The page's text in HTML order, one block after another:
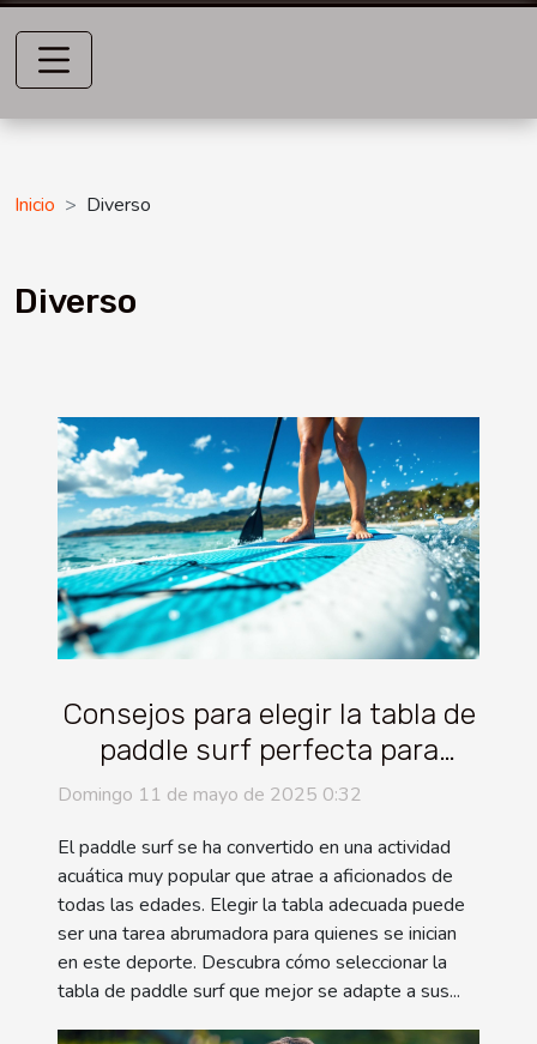
Inicio Diverso
Diverso
Consejos para elegir la tabla de
paddle surf perfecta para
principiantes
Domingo 11 de mayo de 2025 0:32
El paddle surf se ha convertido en una actividad
acuática muy popular que atrae a aficionados de
todas las edades. Elegir la tabla adecuada puede
ser una tarea abrumadora para quienes se inician
en este deporte. Descubra cómo seleccionar la
tabla de paddle surf que mejor se adapte a sus...